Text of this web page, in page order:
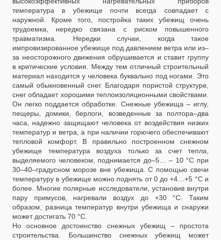
температура в убежище почти всегда совпадает с
наружной. Кроме того, постройка таких убежищ очень
трудоемка, нередко связана с риском повышенного
травматизма. Нередки случаи, когда такое
импровизированное убежище под давлением ветра или из–
за неосторожного движения обрушивается и ставит группу
в критические условия. Между тем отличный строительный
материал находится у человека буквально под ногами. Это
самый обыкновенный снег. Благодаря пористой структуре,
снег обладает хорошими теплоизоляционными свойствами.
Он легко поддается обработке. Снежные убежища – иглу,
пещеры, домики, берлоги, возведенные за полтора–два
часа, надежно защищают человека от воздействия низких
температур и ветра, а при наличии горючего обеспечивают
тепловой комфорт. В правильно построенном снежном
убежище температура воздуха только за счет тепла,
выделяемого человеком, поднимается до–5… – 10 °C при
30–40–градусном морозе вне убежища. С помощью свечи
температуру в убежище можно поднять от 0 до +4…+5 °C и
более. Многие полярные исследователи, установив внутри
пару примусов, нагревали воздух до +30 °C. Таким
образом, разница температур внутри убежища и снаружи
может достигать 70 °C.
Но основное достоинство снежных убежищ – простота
строительства. Большинство снежных убежищ может